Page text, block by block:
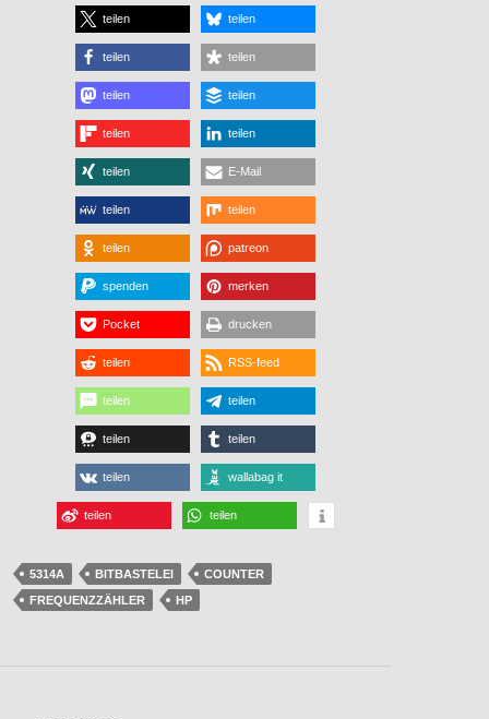
teilen teilen
teilen teilen
teilen teilen
teilen teilen
teilen E-Mail
teilen teilen
teilen patreon
spenden merken
Pocket drucken
teilen RSS-feed
teilen teilen
teilen teilen
teilen wallabag it
teilen teilen
5314A BITBASTELEI
COUNTER
FREQUENZZÄHLER
HP